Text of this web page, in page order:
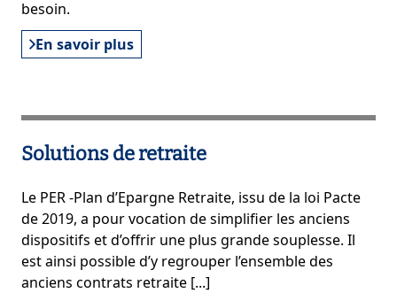
besoin.
En savoir plus
Solutions de retraite
Le PER -Plan d’Epargne Retraite, issu de la loi Pacte
de 2019, a pour vocation de simplifier les anciens
dispositifs et d’offrir une plus grande souplesse. Il
est ainsi possible d’y regrouper l’ensemble des
anciens contrats retraite [...]